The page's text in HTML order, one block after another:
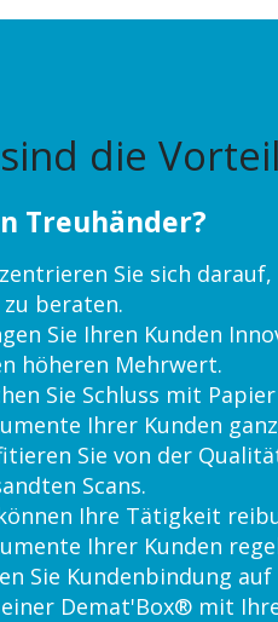
die
Treuhänder?
Sie sich
beraten.
Sie Ihren Kunden
höheren Mehrwert.
Sie Schluss mit
Ihrer Kunden
Sie von der
Scans.
Ihre Tätigkeit
Ihrer Kunden
Sie Kundenbindung
Demat'Box® mit